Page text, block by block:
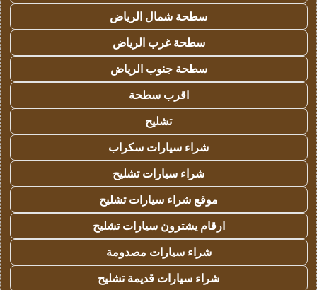
سطحة شمال الرياض
سطحة غرب الرياض
سطحة جنوب الرياض
اقرب سطحة
تشليح
شراء سيارات سكراب
شراء سيارات تشليح
موقع شراء سيارات تشليح
ارقام يشترون سيارات تشليح
شراء سيارات مصدومة
شراء سيارات قديمة تشليح